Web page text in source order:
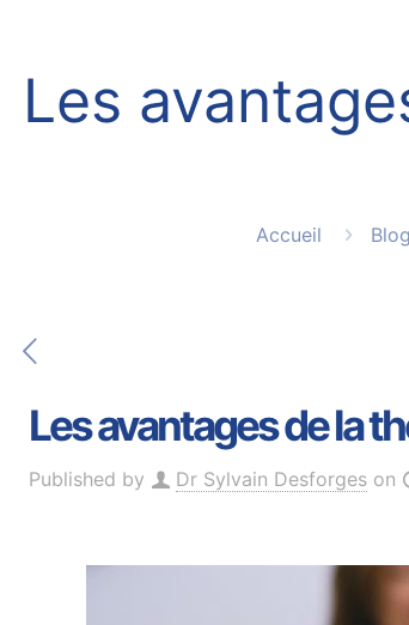
Les
Accueil Blog
Les avantages de la
Published by Dr Sylvain Desforges on